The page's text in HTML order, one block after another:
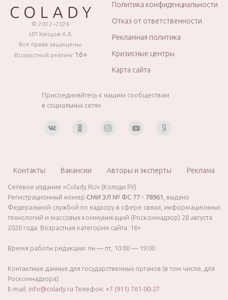
© 2012–2026
ИП Капцов А.Б.
Все права защищены.
Возрастной рейтинг 16+
Политика конфиденциальности
Отказ от ответственности
Рекламная политика
Кризисные центры
Карта сайта
Присоединяйтесь к нашим сообществам
в социальных сетях
Контакты Вакансии Авторы и эксперты Реклама
Сетевое издание «Colady.RU» (Колэди.РУ)
Регистрационный номер СМИ ЭЛ № ФС 77 - 78961
, выдано
Федеральной службой по надзору в сфере связи, информационных
технологий и массовых коммуникаций (Роскомнадзор) 28 августа
2020 года. Возрастная категория сайта: 16+
Время работы редакции: пн — пт, 10:00 — 19:00
Контактные данные для государственных органов (в том числе, для
Роскомнадзора):
E-mail: info@colady.ru Телефон: +7 (911) 761-00-27